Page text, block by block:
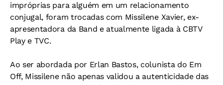
impróprias para alguém em um relacionamento
conjugal, foram trocadas com Missilene Xavier, ex-
apresentadora da Band e atualmente ligada à CBTV
Play e TVC.
Ao ser abordada por Erlan Bastos, colunista do Em
Off, Missilene não apenas validou a autenticidade das